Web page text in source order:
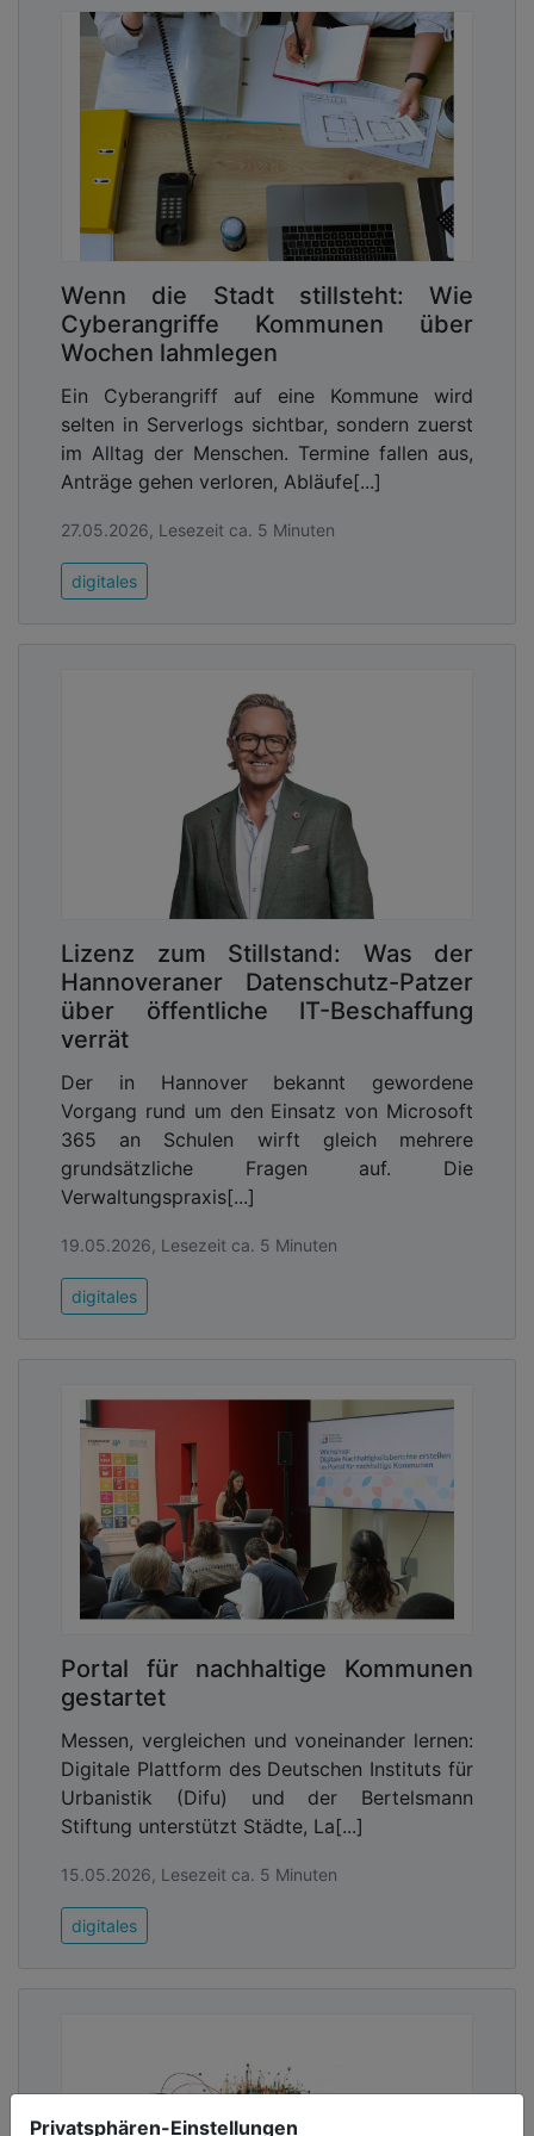
Privatsphären-Einstellungen
solches Notfallhandbuch beinhaltet vor allem
technische Vorkehrungen zum Schutz der IT-
Infrastruktur. Aber auch die Krisenkommunikation
sollte immer ein Teil eines Notfallhandbuchs sein,
denn das Vertrauen der Bürger in funktionierende
Behörden darf nicht beschädigt oder muss
gegebenenfalls schnell wiederhergestellt werden.
Für die Krisenkommunikation ist der „Leitfaden
Krisenkommunikation“, den das Bundesministerium
des Innern herausgegeben hat, hilfreich.
Erfahrungsgemäß muss ein
Krisenkommunikationsplan immer in einem Prozess
mit Behördenleitung, Pressestelle, IT-Abteilung,
Sicherheits-Experten und betroffenen
Fachabteilungen einer Organisation erarbeitet
werden.
Kommunikation in der Krise ist
Stabsarbeit
Um eine konsistente Kommunikation und im
Krisenfall eine schnelle Reaktion auf alle
korrektes behördliches Handeln in der Krise bei
der Amtsleitung liegt, muss die Verantwortung für
die Krisenkommunikation in der Pressestelle
angesiedelt werden.
Am Krisenkommunikations-Notfallstab (KKN)
Kommunikationsentscheidungen beteiligte
Information der Gesamtorganisation erfolgt über
den erweiterten Krisenkommunikations-Notfallstab
(eKKN), dem Mitglieder aller Stabsstellen,
Dezernate und Ämter angehören. Neben der
Krisenkommunikation geht es im konkreten
Handeln zur Lösung einer Krise vor allen Dingen
um die Koordination technischer Maßnahmen. Im
Falle einer Cyber-Attacke liegt die Verantwortung
aus der Pressestelle und ein Mitglied aus der IT
gemeinsam den KKN.
Aufgaben des Kommunikation-
Notfallstabs
Im Krisenfall koordiniert der
Krisenkommunikations-Notfallstab folgende
Aufgaben:
Recherche rechtlicher Informationspflichten
und Umsetzung entsprechender
Aufbereitung der Botschaften für die reaktive
und aktive Kommunikation.
Umsetzung der geeigneten
Wenn die Stadt stillsteht: Wie
Cyberangriffe Kommunen über
Wochen lahmlegen
Ein Cyberangriff auf eine Kommune wird
selten in Serverlogs sichtbar, sondern zuerst
im Alltag der Menschen. Termine fallen aus,
Anträge gehen verloren, Abläufe[...]
27.05.2026, Lesezeit ca. 5 Minuten
digitales
Lizenz zum Stillstand: Was der
Hannoveraner Datenschutz-Patzer
über öffentliche IT-Beschaffung
verrät
Der in Hannover bekannt gewordene
Vorgang rund um den Einsatz von Microsoft
365 an Schulen wirft gleich mehrere
grundsätzliche Fragen auf. Die
Verwaltungspraxis[...]
19.05.2026, Lesezeit ca. 5 Minuten
digitales
Portal für nachhaltige Kommunen
gestartet
Messen, vergleichen und voneinander lernen:
Digitale Plattform des Deutschen Instituts für
Urbanistik (Difu) und der Bertelsmann
Stiftung unterstützt Städte, La[...]
15.05.2026, Lesezeit ca. 5 Minuten
digitales